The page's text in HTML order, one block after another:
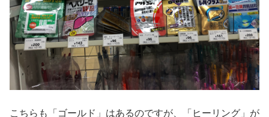
こちらも「ゴールド」はあるのですが、「ヒーリング」が